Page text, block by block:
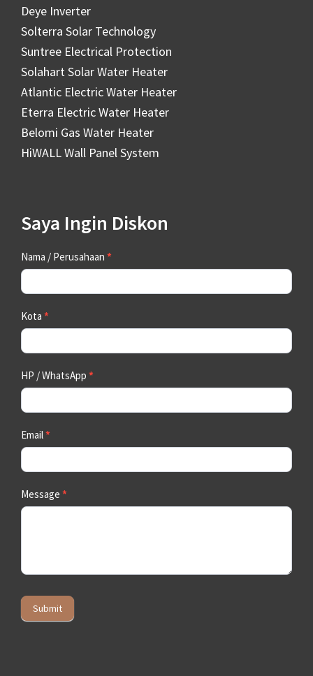
Deye Inverter
Solterra Solar Technology
Suntree Electrical Protection
Solahart Solar Water Heater
Atlantic Electric Water Heater
Eterra Electric Water Heater
Belomi Gas Water Heater
HiWALL Wall Panel System
Saya Ingin Diskon
Contact
Us
Nama / Perusahaan *
Kota *
HP / WhatsApp *
Email*
Message *
Submit